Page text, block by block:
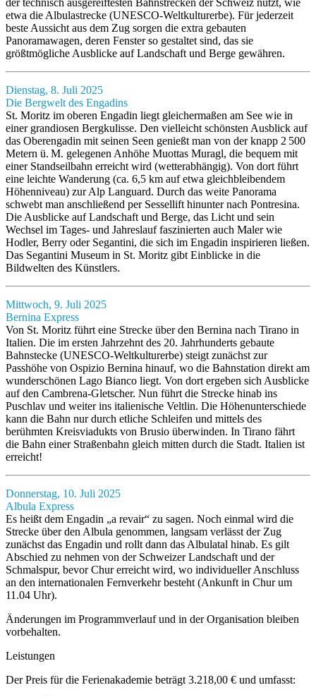
der technisch ausgereiftesten Bahnstrecken der Schweiz nutzt, wie
etwa die Albulastrecke (UNESCO-Weltkulturerbe). Für jederzeit
beste Aussicht aus dem Zug sorgen die extra gebauten
Panoramawagen, deren Fenster so gestaltet sind, das sie
größtmögliche Ausblicke auf Landschaft und Berge gewähren.
Dienstag, 8. Juli 2025
Die Bergwelt des Engadins
St. Moritz im oberen Engadin liegt gleichermaßen am See wie in
einer grandiosen Bergkulisse. Den vielleicht schönsten Ausblick auf
das Oberengadin mit seinen Seen genießt man von der knapp 2 500
Metern ü. M. gelegenen Anhöhe Muottas Muragl, die bequem mit
einer Standseilbahn erreicht wird (wetterabhängig). Von dort führt
eine leichte Wanderung (ca. 6,5 km auf etwa gleichbleibendem
Höhenniveau) zur Alp Languard. Durch das weite Panorama
schwebt man anschließend per Sessellift hinunter nach Pontresina.
Die Ausblicke auf Landschaft und Berge, das Licht und sein
Wechsel im Tages- und Jahreslauf faszinierten auch Maler wie
Hodler, Berry oder Segantini, die sich im Engadin inspirieren ließen.
Das Segantini Museum in St. Moritz gibt Einblicke in die
Bildwelten des Künstlers.
Mittwoch, 9. Juli 2025
Bernina Express
Von St. Moritz führt eine Strecke über den Bernina nach Tirano in
Italien. Die im ersten Jahrzehnt des 20. Jahrhunderts gebaute
Bahnstecke (UNESCO-Weltkulturerbe) steigt zunächst zur
Passhöhe von Ospizio Bernina hinauf, wo die Bahnstation direkt am
wunderschönen Lago Bianco liegt. Von dort ergeben sich Ausblicke
auf den Cambrena-Gletscher. Nun führt die Strecke hinab ins
Puschlav und weiter ins italienische Veltlin. Die Höhenunterschiede
kann die Bahn nur durch etliche Schleifen und mittels des
berühmten Kreisviadukts von Brusio überwinden. In Tirano fährt
die Bahn einer Straßenbahn gleich mitten durch die Stadt. Italien ist
erreicht!
Donnerstag, 10. Juli 2025
Albula Express
Es heißt dem Engadin „a revair“ zu sagen. Noch einmal wird die
Strecke über den Albula genommen, langsam verlässt der Zug
zunächst das Engadin und rollt dann das Albulatal hinab. Es gilt
Abschied zu nehmen von der Schweizer Landschaft und der
Schmalspur, bevor Chur erreicht wird, wo individueller Anschluss
an den internationalen Fernverkehr besteht (Ankunft in Chur um
11.04 Uhr).
Änderungen im Programmverlauf und in der Organisation bleiben
vorbehalten.
Leistungen
Der Preis für die Ferienakademie beträgt 3.218,00 € und umfasst: